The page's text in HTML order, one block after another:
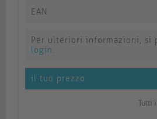
EAN
Per ulteriori informazioni, si
login.
il tuo prezzo
Tutti